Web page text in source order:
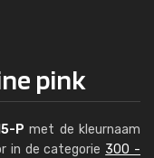
pink
P met de kleurnaam
in de categorie 300 -